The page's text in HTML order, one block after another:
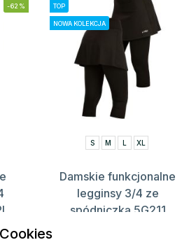
-62% TOP
NOWA KOLEKCJA
S M L XL
Damskie funkcjonalne
legginsy 3/4 ze
spódniczką 5G211
Cookies